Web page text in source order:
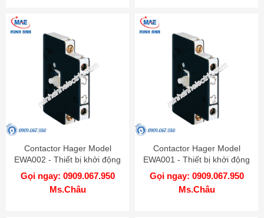
Contactor Hager Model
EWA002 - Thiết bị khởi động
từ
Gọi ngay: 0909.067.950
Ms.Châu
Contactor Hager Model
EWA001 - Thiết bị khởi động
từ
Gọi ngay: 0909.067.950
Ms.Châu